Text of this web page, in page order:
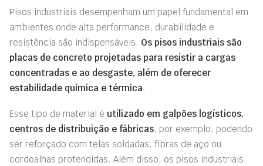
Pisos industriais desempenham um papel fundamental em
ambientes onde alta performance, durabilidade e
resistência são indispensáveis. Os pisos industriais são
placas de concreto projetadas para resistir a cargas
concentradas e ao desgaste, além de oferecer
estabilidade química e térmica.
Esse tipo de material é utilizado em galpões logísticos,
centros de distribuição e fábricas, por exemplo, podendo
ser reforçado com telas soldadas, fibras de aço ou
cordoalhas protendidas. Além disso, os pisos industriais